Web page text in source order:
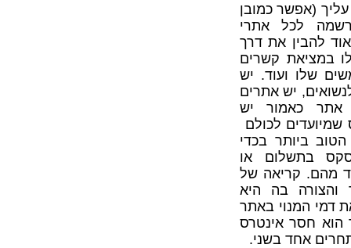
(אפשר כמובן
לכל אתרי
להבין את דרך
במציאת קשרים
שלו ועוד. יש
יש אתרים
אתר כאמור יש
לכולם
ביותר בכדי
בתשלום או
מהם. קריאה של
והצורה בה היא
דמי המנוי באתר
הוא חסר אינטרס
אחד בשני.